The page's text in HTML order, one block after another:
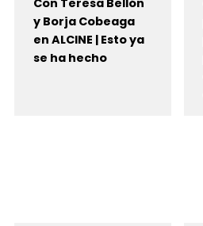
Con Teresa Bellón
y Borja Cobeaga
en ALCINE | Esto ya
se ha hecho